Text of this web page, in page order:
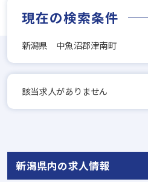
現在の検索条件
新潟県 中魚沼郡津南町
該当求人がありません
新潟県内の求人情報